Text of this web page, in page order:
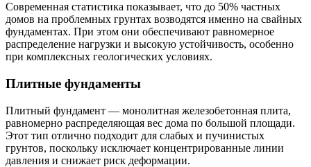
Современная статистика показывает, что до 50% частных
домов на проблемных грунтах возводятся именно на свайных
фундаментах. При этом они обеспечивают равномерное
распределение нагрузки и высокую устойчивость, особенно
при комплексных геологических условиях.
Плитные фундаменты
Плитный фундамент — монолитная железобетонная плита,
равномерно распределяющая вес дома по большой площади.
Этот тип отлично подходит для слабых и пучинистых
грунтов, поскольку исключает концентрированные линии
давления и снижает риск деформации.